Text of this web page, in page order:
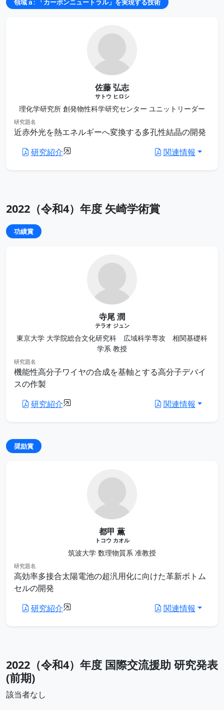
領域ａ: 「カーボンニュートラル」を実現する技術
佐藤 弘志
サトウ ヒロシ
理化学研究所 創発物性科学研究センター ユニットリーダー
研究題名
近赤外光を熱エネルギーへ変換する多孔性結晶の開発
研究紹介
関連情報
2022（令和4）年度 矢崎学術賞
功績賞
寺尾 潤
テラオ ジュン
東京大学 大学院総合文化研究科 広域科学専攻 相関基礎科
学系 教授
研究題名
機能性高分子ワイヤの合成を基軸とする高分子デバイ
スの作製
研究紹介
関連情報
奨励賞
都甲 薫
トコウ カオル
筑波大学 数理物質系 准教授
研究題名
高効率多接合太陽電池の超汎用化に向けた革新ボトム
セルの開発
研究紹介
関連情報
2022（令和4）年度 国際交流援助 研究発表
(前期)
該当者なし